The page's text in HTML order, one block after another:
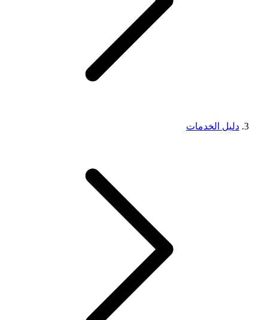
دليل الخدمات